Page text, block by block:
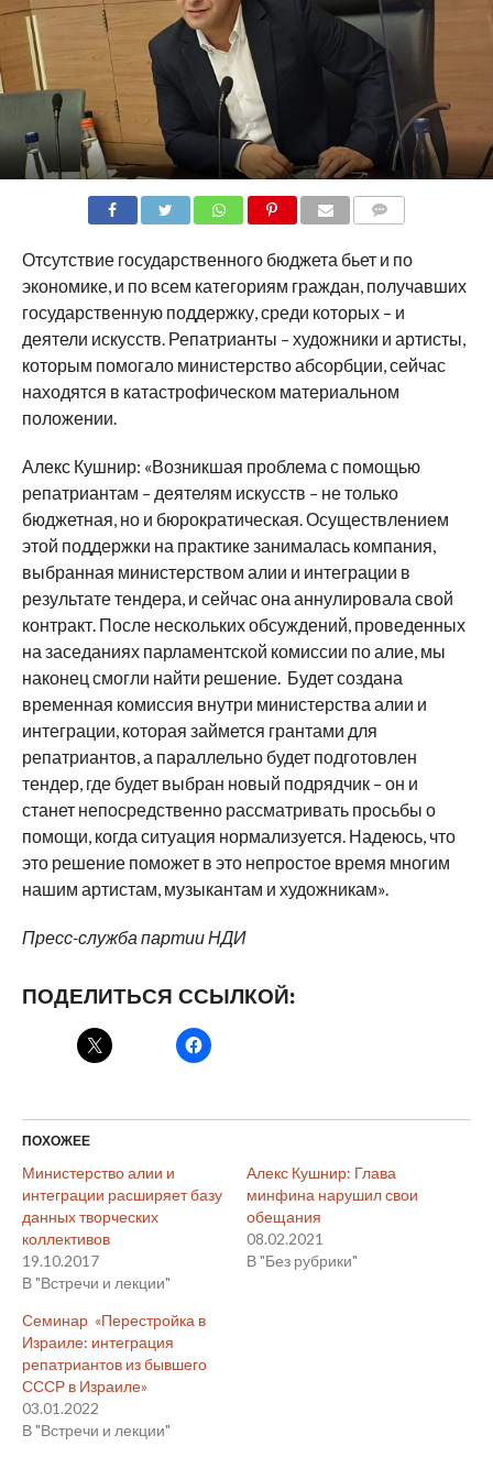
Отсутствие государственного бюджета бьет и по
экономике, и по всем категориям граждан, получавших
государственную поддержку, среди которых – и
деятели искусств. Репатрианты – художники и артисты,
которым помогало министерство абсорбции, сейчас
находятся в катастрофическом материальном
положении.
Алекс Кушнир: «Возникшая проблема с помощью
репатриантам – деятелям искусств – не только
бюджетная, но и бюрократическая. Осуществлением
этой поддержки на практике занималась компания,
выбранная министерством алии и интеграции в
результате тендера, и сейчас она аннулировала свой
контракт. После нескольких обсуждений, проведенных
на заседаниях парламентской комиссии по алие, мы
наконец смогли найти решение. Будет создана
временная комиссия внутри министерства алии и
интеграции, которая займется грантами для
репатриантов, а параллельно будет подготовлен
тендер, где будет выбран новый подрядчик – он и
станет непосредственно рассматривать просьбы о
помощи, когда ситуация нормализуется. Надеюсь, что
это решение поможет в это непростое время многим
нашим артистам, музыкантам и художникам».
Пресс-служба партии НДИ
ПОДЕЛИТЬСЯ ССЫЛКОЙ:
ПОХОЖЕЕ
Министерство алии и
интеграции расширяет базу
данных творческих
коллективов
19.10.2017
В "Встречи и лекции"
Алекс Кушнир: Глава
минфина нарушил свои
обещания
08.02.2021
В "Без рубрики"
Семинар «Перестройка в
Израиле: интеграция
репатриантов из бывшего
СССР в Израиле»
03.01.2022
В "Встречи и лекции"